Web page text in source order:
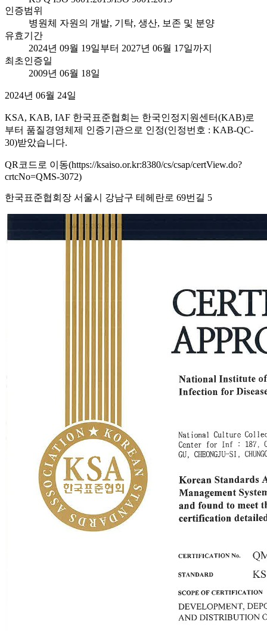
인증범위
병원체 자원의 개발, 기탁, 생산, 보존 및 분양
유효기간
2024년 09월 19일부터 2027년 06월 17일까지
최초인증일
2009년 06월 18일
2024년 06월 24일
KSA, KAB, IAF 한국표준협회는 한국인정지원센터(KAB)로
부터 품질경영체제 인증기관으로 인정(인정번호 : KAB-QC-
30)받았습니다.
QR코드로 이동(https://ksaiso.or.kr:8380/cs/csap/certView.do?
crtcNo=QMS-3072)
한국표준협회장 서울시 강남구 테헤란로 69번길 5